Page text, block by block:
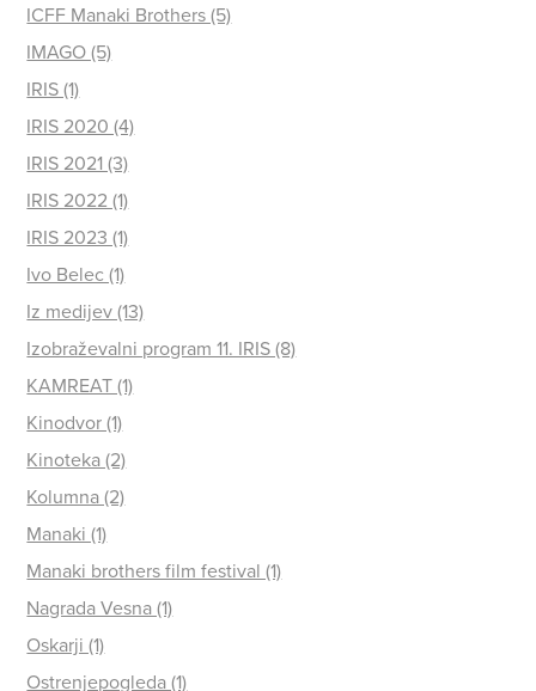
ICFF Manaki Brothers (5)
IMAGO (5)
IRIS (1)
IRIS 2020 (4)
IRIS 2021 (3)
IRIS 2022 (1)
IRIS 2023 (1)
Ivo Belec (1)
Iz medijev (13)
Izobraževalni program 11. IRIS (8)
KAMREAT (1)
Kinodvor (1)
Kinoteka (2)
Kolumna (2)
Manaki (1)
Manaki brothers film festival (1)
Nagrada Vesna (1)
Oskarji (1)
Ostrenjepogleda (1)